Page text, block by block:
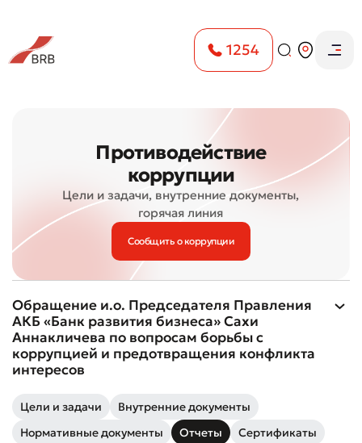
1254
Противодействие
коррупции
Цели и задачи, внутренние документы,
горячая линия
Сообщить о коррупции
Обращение и.о. Председателя Правления
АКБ «Банк развития бизнеса» Сахи
Аннакличева по вопросам борьбы с
коррупцией и предотвращения конфликта
интересов
Цели и задачи
Внутренние документы
Нормативные документы
Отчеты
Сертификаты